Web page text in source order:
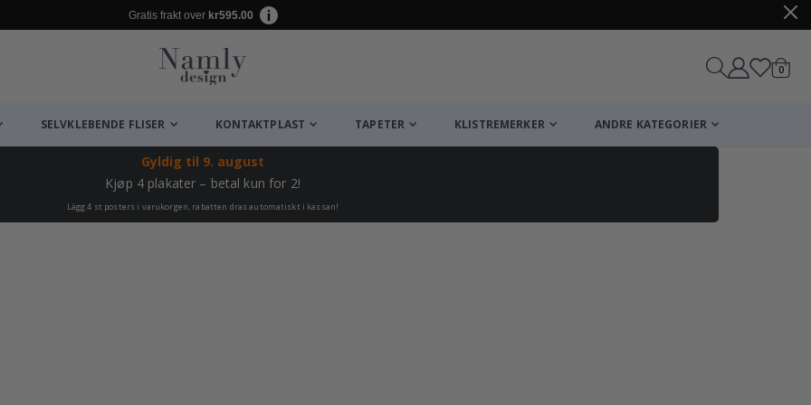
Gratis frakt over kr595.00
0varer
SELVKLEBENDE FLISER KONTAKTPLAST TAPETER KLISTREMERKER ANDRE KATEGORIER
Gyldig til 9. august
Kjøp 4 plakater – betal kun for 2!
Lägg 4 st posters i varukorgen, rabatten dras automatiskt i kassan!